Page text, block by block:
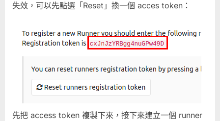
失效，可以先點選「Reset」換一個 acces token：
先把 access token 複製下來，接下來建立一個 runner